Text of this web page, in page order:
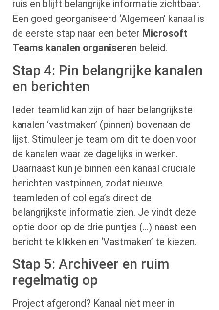
ruis en blijft belangrijke informatie zichtbaar.
Een goed georganiseerd ‘Algemeen’ kanaal is
de eerste stap naar een beter Microsoft
Teams kanalen organiseren beleid.
Stap 4: Pin belangrijke kanalen
en berichten
Ieder teamlid kan zijn of haar belangrijkste
kanalen ‘vastmaken’ (pinnen) bovenaan de
lijst. Stimuleer je team om dit te doen voor
de kanalen waar ze dagelijks in werken.
Daarnaast kun je binnen een kanaal cruciale
berichten vastpinnen, zodat nieuwe
teamleden of collega’s direct de
belangrijkste informatie zien. Je vindt deze
optie door op de drie puntjes (…) naast een
bericht te klikken en ‘Vastmaken’ te kiezen.
Stap 5: Archiveer en ruim
regelmatig op
Project afgerond? Kanaal niet meer in